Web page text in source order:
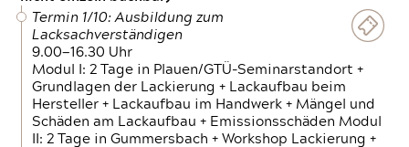
Termin 1/10: Ausbildung zum
Lacksachverständigen
9.00—16.30 Uhr
Modul I: 2 Tage in Plauen/GTÜ-Seminarstandort +
Grundlagen der Lackierung + Lackaufbau beim
Hersteller + Lackaufbau im Handwerk + Mängel und
Schäden am Lackaufbau + Emissionsschäden Modul
II: 2 Tage in Gummersbach + Workshop Lackierung +